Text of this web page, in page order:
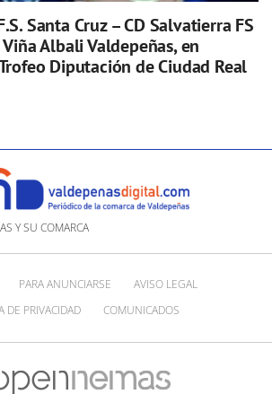
Santa Cruz – CD Salvatierra FS
Albali Valdepeñas, en
Diputación de Ciudad Real
Y SU COMARCA
PARA ANUNCIARSE
AVISO LEGAL
DE PRIVACIDAD
COMUNICADOS